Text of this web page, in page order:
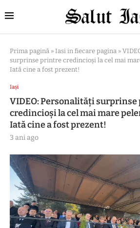
Prima pagină » Iasi in fiecare pagina »
surprinse printre credincioși la cel mai
Iată cine a fost prezent!
Iași
VIDEO: Personalități
credincioși la cel mai mare
Iată cine a fost prezent!
3 ani ago